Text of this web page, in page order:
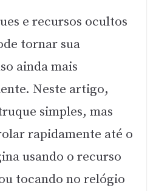
e recursos ocultos
tornar sua
ainda mais
Neste artigo,
simples, mas
rapidamente até o
usando o recurso
tocando no relógio